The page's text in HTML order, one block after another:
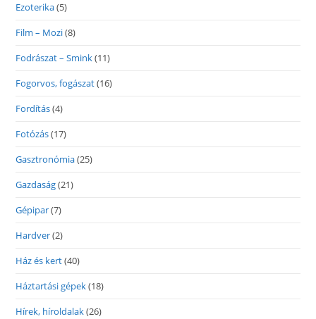
Ezoterika(5)
Film – Mozi(8)
Fodrászat – Smink(11)
Fogorvos, fogászat(16)
Fordítás(4)
Fotózás(17)
Gasztronómia(25)
Gazdaság(21)
Gépipar(7)
Hardver(2)
Ház és kert(40)
Háztartási gépek(18)
Hírek, híroldalak(26)